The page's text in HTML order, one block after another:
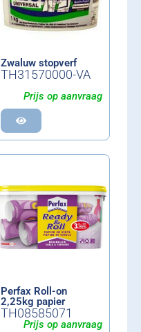
Zwaluw stopverf
TH31570000-VA
Prijs op aanvraag
Perfax Roll-on
2,25kg papier
TH08585071
Prijs op aanvraag